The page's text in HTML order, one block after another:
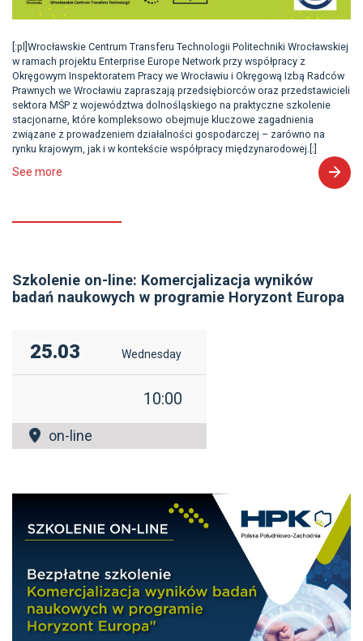
[:pl]Wrocławskie Centrum Transferu Technologii Politechniki Wrocławskiej
w ramach projektu Enterprise Europe Network przy współpracy z
Okręgowym Inspektoratem Pracy we Wrocławiu i Okręgową Izbą Radców
Prawnych we Wrocławiu zapraszają przedsiębiorców oraz przedstawicieli
sektora MŚP z województwa dolnośląskiego na praktyczne szkolenie
stacjonarne, które kompleksowo obejmuje kluczowe zagadnienia
związane z prowadzeniem działalności gospodarczej – zarówno na
rynku krajowym, jak i w kontekście współpracy międzynarodowej.[:]
See more
Szkolenie on-line: Komercjalizacja wyników
badań naukowych w programie Horyzont Europa
25.03 Wednesday
10:00
on-line